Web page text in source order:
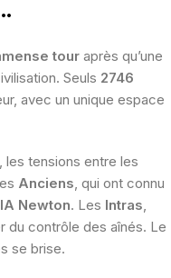
tour après qu’une
Seuls 2746
avec un unique espace
les tensions entre les
Anciens, qui ont connu
IA Newton. Les Intras,
du contrôle des aînés. Le
se brise.